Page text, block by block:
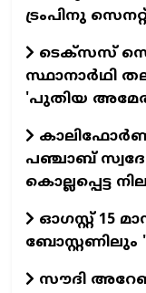
ട്രംപിനു
ടെക്സസ്
സ്ഥാനാർഥി
'പുതിയ
പഞ്ചാബ്
കൊല്ലപ്പെട്ട
ഓഗസ്റ്റ് 15
ബോസ്റ്റണിലും
സൗദി